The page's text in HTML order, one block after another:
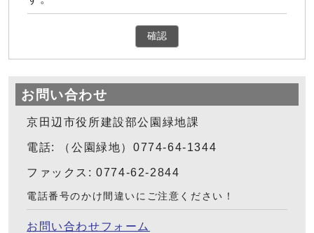
確認
お問い合わせ
京田辺市役所建設部公園緑地課
電話: （公園緑地）0774-64-1344
ファックス: 0774-62-2844
電話番号のかけ間違いにご注意ください！
お問い合わせフォーム